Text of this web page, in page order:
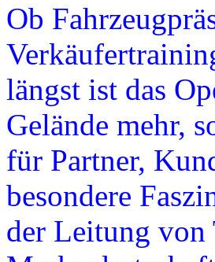
Ob
längst ist das
Gelände mehr,
für Partner,
besondere
der Leitung von